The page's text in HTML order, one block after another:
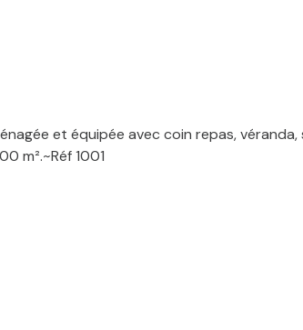
et équipée avec coin repas, véranda,
m².~Réf 1001